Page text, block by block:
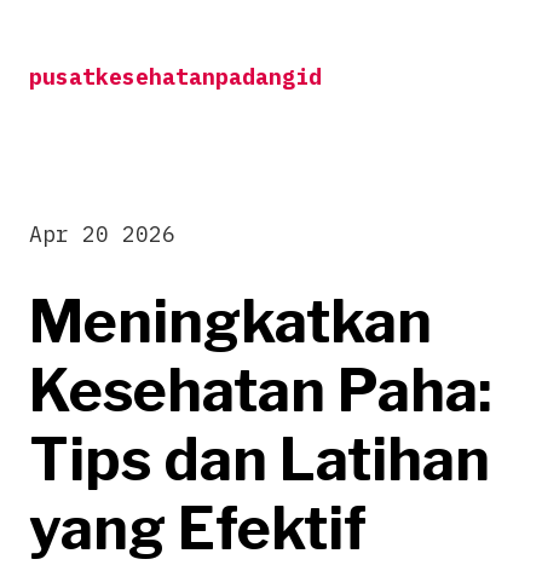
contentpusatkesehatanpadangid
Meningkatkan
Kesehatan Paha:
Tips dan Latihan
yang Efektif
Apr 20 2026